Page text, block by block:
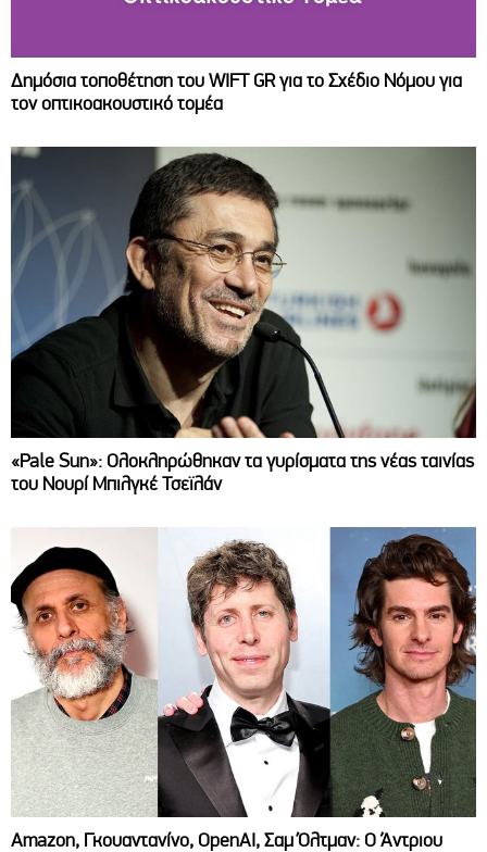
Δημόσια τοποθέτηση του WIFT GR για το Σχέδιο Νόμου για
τον οπτικοακουστικό τομέα
«Pale Sun»: Ολοκληρώθηκαν τα γυρίσματα της νέας ταινίας
του Νουρί Μπιλγκέ Τσεϊλάν
Amazon, Γκουαντανίνο, OpenAI, Σαμ Όλτμαν: Ο Άντριου